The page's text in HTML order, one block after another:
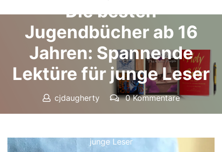
Die besten
Jugendbücher ab 16
Jahren: Spannende
Lektüre für junge Leser
cjdaugherty
0 Kommentare
junge Leser